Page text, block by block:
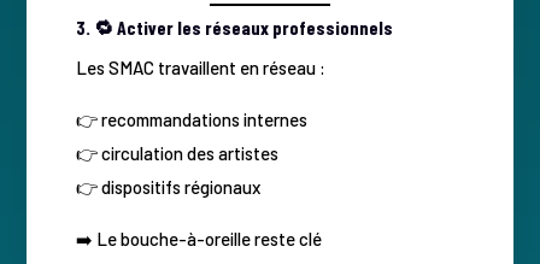
3. 🔁 Activer les réseaux professionnels
Les SMAC travaillent en réseau :
👉 recommandations internes
👉 circulation des artistes
👉 dispositifs régionaux
➡️ Le bouche-à-oreille reste clé